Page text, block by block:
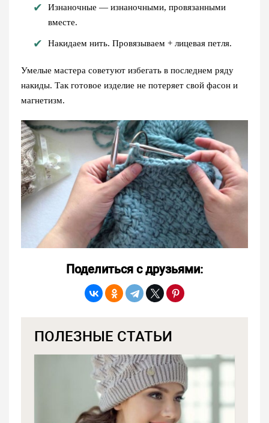
Изнаночные — изнаночными, провязанными
вместе.
Накидаем нить. Провязываем + лицевая петля.
Умелые мастера советуют избегать в последнем ряду
накиды. Так готовое изделие не потеряет свой фасон и
магнетизм.
Поделиться с друзьями:
ПОЛЕЗНЫЕ СТАТЬИ